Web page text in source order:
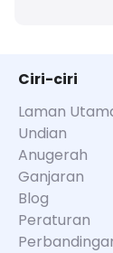
Ciri-ciri
Laman
Undian
Anugerah
Ganjaran
Blog
Peraturan